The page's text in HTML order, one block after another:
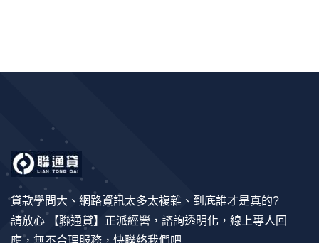
貸款學問大、網路資訊太多太複雜、到底誰才是真的?
請放心 【聯通貸】正派經營，諮詢透明化，線上專人回
應，無不合理服務，快聯絡我們吧